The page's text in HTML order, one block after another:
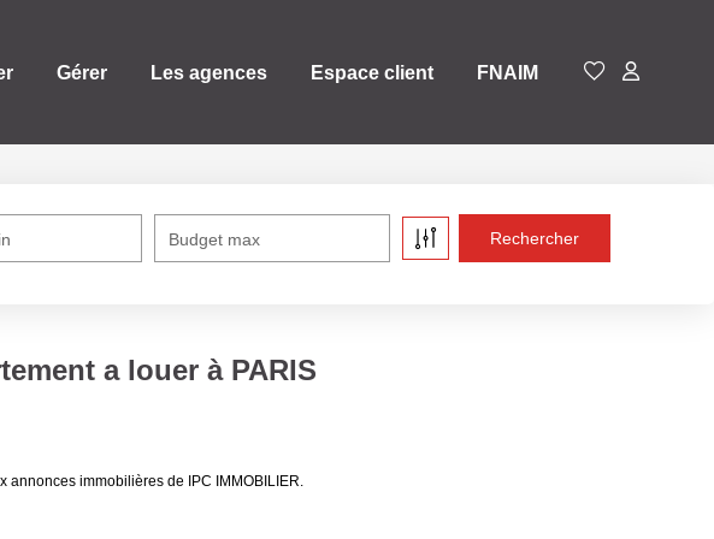
Gérer Les agences Espace client FNAIM
Budget max
a louer à PARIS
immobilières de IPC IMMOBILIER.